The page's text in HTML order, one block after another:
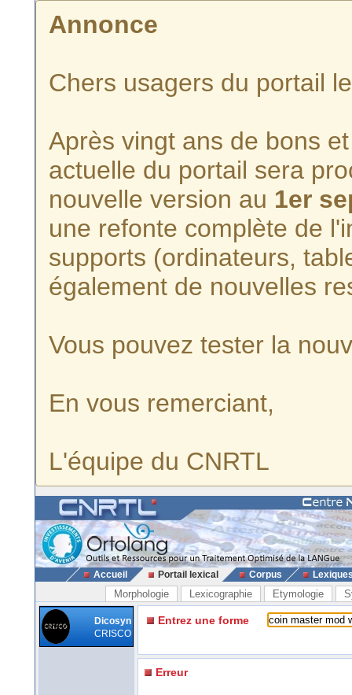
Annonce
Chers usagers du portail
Après vingt ans de bons
actuelle du portail sera
nouvelle version au 1er
une refonte complète de
supports (ordinateurs,
également de nouvelles
Vous pouvez tester la
En vous remerciant,
L'équipe du CNRTL
Accueil Portail lexical Corpus
Morphologie Lexicographie Etymologie
Dicosyn
CRISCO
Entrez une forme
Erreur